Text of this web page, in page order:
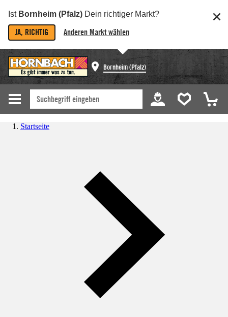
Ist Bornheim (Pfalz) Dein richtiger Markt?
JA, RICHTIG Anderen Markt wählen
Bornheim (Pfalz)
Startseite